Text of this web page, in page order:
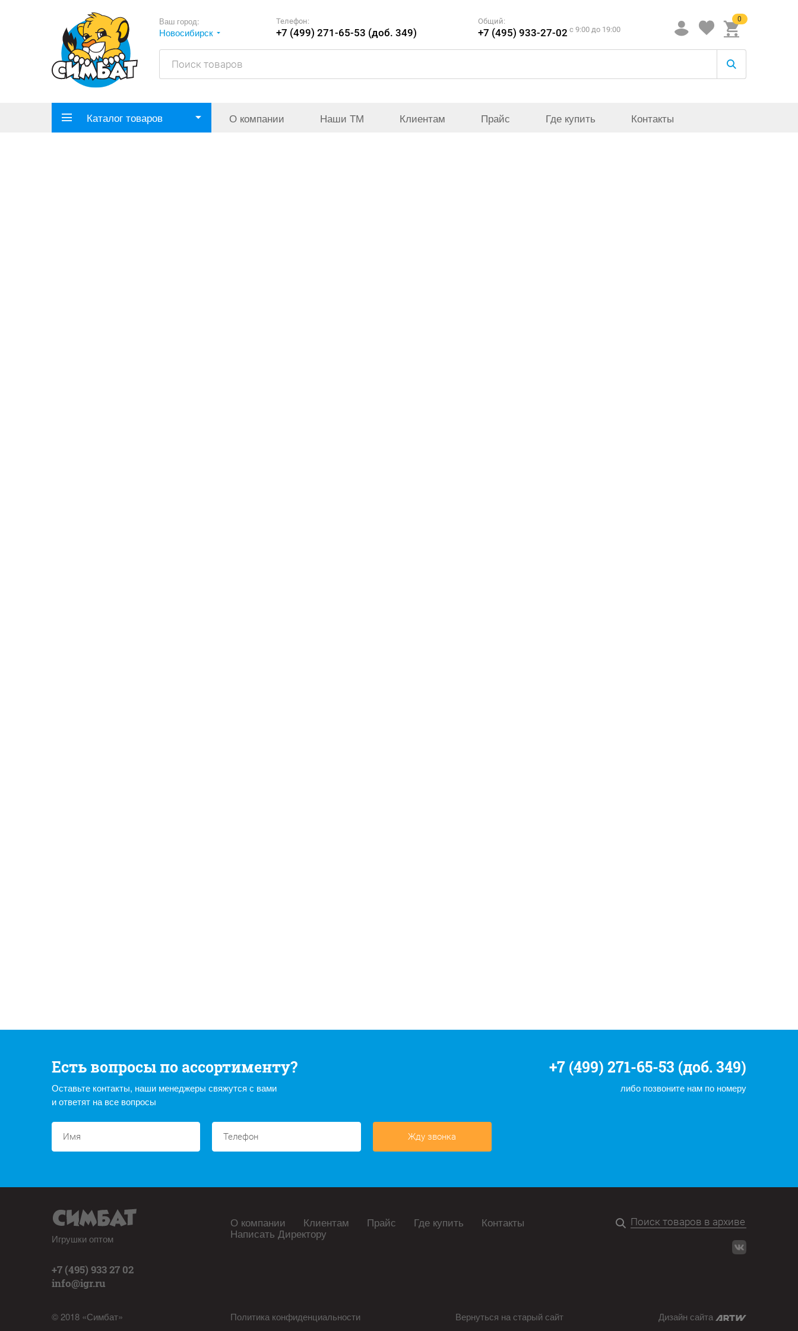
Ваш город:
Новосибирск
Телефон:
+7 (499) 271-65-53 (доб. 349)
Общий:
+7 (495) 933-27-02 c 9:00 до 19:00
0
Каталог товаров О компании Наши ТМ Клиентам Прайс Где купить Контакты
Есть вопросы по ассортименту?
Оставьте контакты, наши менеджеры свяжутся с вами
и ответят на все вопросы
+7 (499) 271-65-53 (доб. 349)
либо позвоните нам по номеру
Жду звонка
Игрушки оптом
+7 (495) 933 27 02
info@igr.ru
© 2018 «Симбат»
О компании Клиентам Прайс Где купить Контакты
Написать Директору
Политика конфиденциальности Вернуться на старый сайт Дизайн сайта